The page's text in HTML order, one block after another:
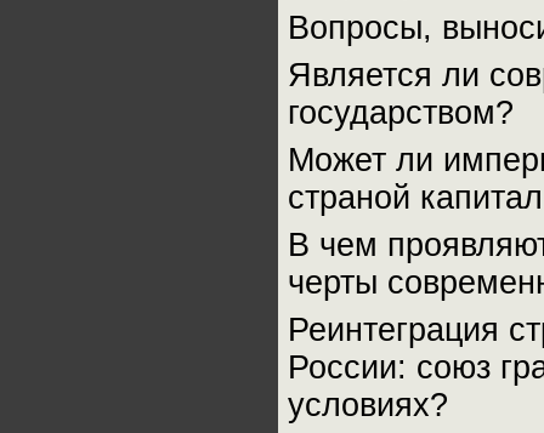
Вопросы,
Является ли
государством?
Может ли
страной
В чем
черты
Реинтеграция
России: союз
условиях?